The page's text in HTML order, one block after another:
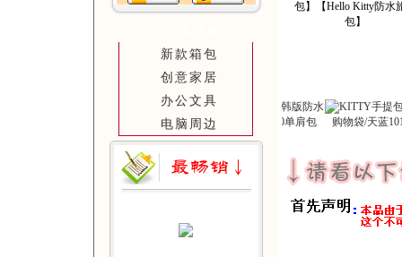
新款箱包
创意家居
办公文具
电脑周边